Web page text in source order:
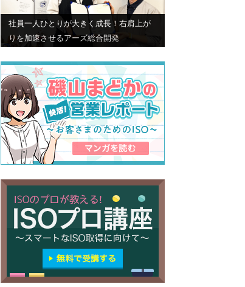
社員一人ひとりが大きく成長！右肩上が
りを加速させるアーズ総合開発